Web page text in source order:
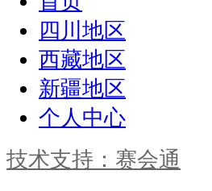
四川地区
西藏地区
新疆地区
个人中心
技术支持：赛会通